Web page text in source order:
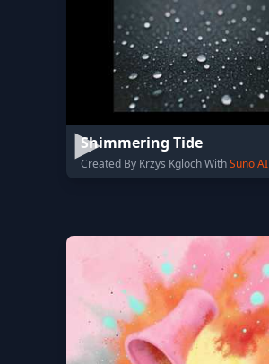
Shimmering Tide
Created By Krzys Kgloch WithSuno AI